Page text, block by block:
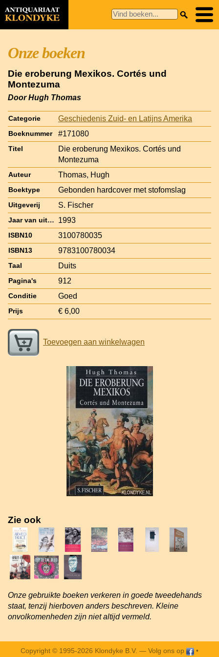
Onze boeken
Die eroberung Mexikos. Cortés und
Montezuma
Door Hugh Thomas
Categorie Geschiedenis Zuid- en Latijns Amerika
Boeknummer #171080
Titel
Die eroberung Mexikos. Cortés und
Montezuma
Auteur Thomas, Hugh
Boektype Gebonden hardcover met stofomslag
Uitgeverij S. Fischer
Jaar van uitgave 1993
ISBN10 3100780035
ISBN13 9783100780034
Taal Duits
Pagina's 912
Conditie Goed
Prijs € 6,00
Toevoegen aan winkelwagen
Zie ook
Onze gebruikte boeken verkeren in goede tweedehands
staat, tenzij hierboven anders beschreven. Kleine
onvolkomenheden zijn niet altijd vermeld.
Copyright © 1995-2026 Klondyke B.V. — Volg ons op
•